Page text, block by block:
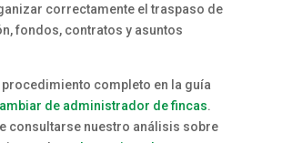
correctamente el traspaso de
fondos, contratos y asuntos
procedimiento completo en la guía
de administrador de fincas.
consultarse nuestro análisis sobre